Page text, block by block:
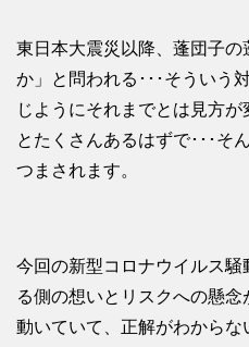
東日本大震災以降、蓬団子
か」と問われる･･･そういう
じようにそれまでとは見方
とたくさんあるはずで･･･そ
つまされます。
今回の新型コロナウイルス
る側の想いとリスクへの懸
動いていて、正解がわから